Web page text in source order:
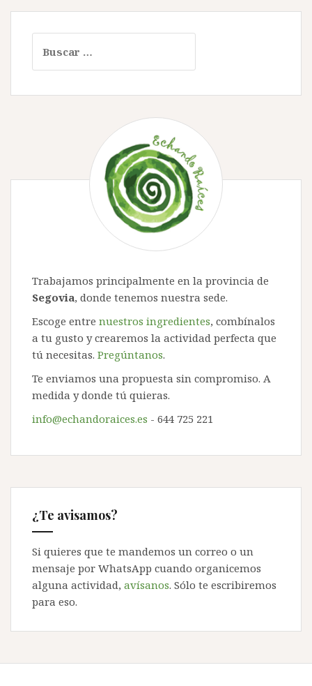
Trabajamos principalmente en la provincia de
Segovia, donde tenemos nuestra sede.
Escoge entre nuestros ingredientes, combínalos
a tu gusto y crearemos la actividad perfecta que
tú necesitas. Pregúntanos.
Te enviamos una propuesta sin compromiso. A
medida y donde tú quieras.
info@echandoraices.es - 644 725 221
¿Te avisamos?
Si quieres que te mandemos un correo o un
mensaje por WhatsApp cuando organicemos
alguna actividad, avísanos. Sólo te escribiremos
para eso.